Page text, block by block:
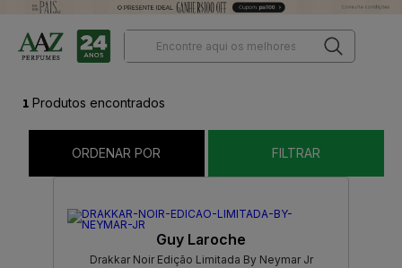
1 Produtos encontrados
ORDENAR POR FILTRAR
Guy Laroche
Drakkar Noir Edição Limitada By Neymar Jr